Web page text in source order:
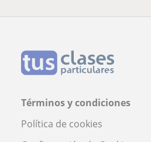
Términos y condiciones
Política de cookies